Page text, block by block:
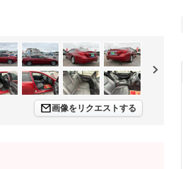
画像をリクエストする